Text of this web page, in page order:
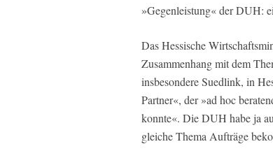
»Gegenleistung« der DUH:
Das Hessische
Zusammenhang mit dem
insbesondere Suedlink, in
Partner«, der »ad hoc
konnte«. Die DUH habe ja
gleiche Thema Aufträge